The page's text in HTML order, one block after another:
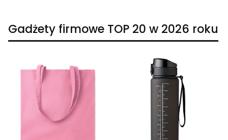
Gadżety firmowe TOP 20 w 2026 roku